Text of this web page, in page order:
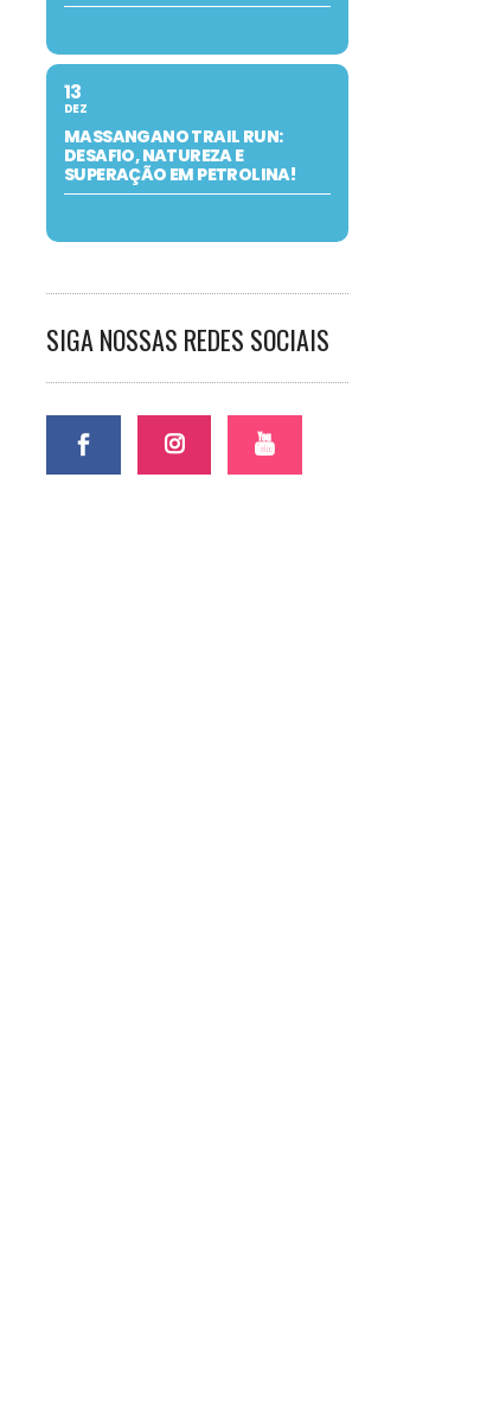
13
DEZ
MASSANGANO TRAIL RUN:
DESAFIO, NATUREZA E
SUPERAÇÃO EM PETROLINA!
SIGA NOSSAS REDES SOCIAIS